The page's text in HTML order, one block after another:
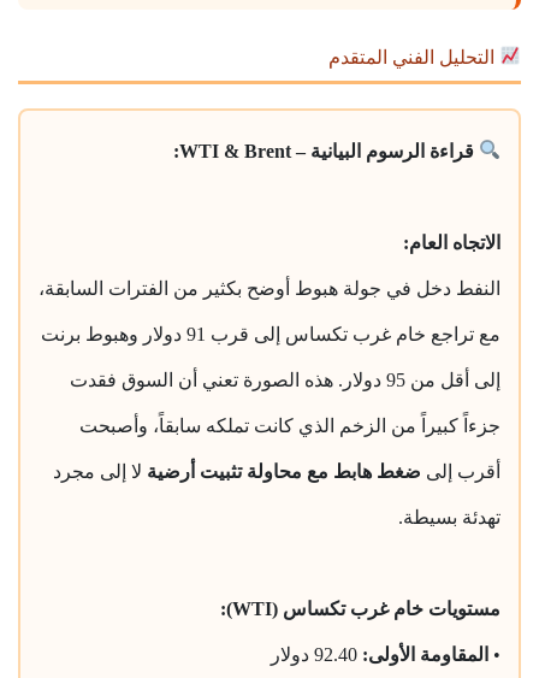
التحليل الفني المتقدم
قراءة الرسوم البيانية – WTI & Brent:
الاتجاه العام:
النفط دخل في جولة هبوط أوضح بكثير من الفترات السابقة،
مع تراجع خام غرب تكساس إلى قرب 91 دولار وهبوط برنت
إلى أقل من 95 دولار. هذه الصورة تعني أن السوق فقدت
جزءاً كبيراً من الزخم الذي كانت تملكه سابقاً، وأصبحت
أقرب إلى ضغط هابط مع محاولة تثبيت أرضية لا إلى مجرد
تهدئة بسيطة.
مستويات خام غرب تكساس (WTI):
• المقاومة الأولى: